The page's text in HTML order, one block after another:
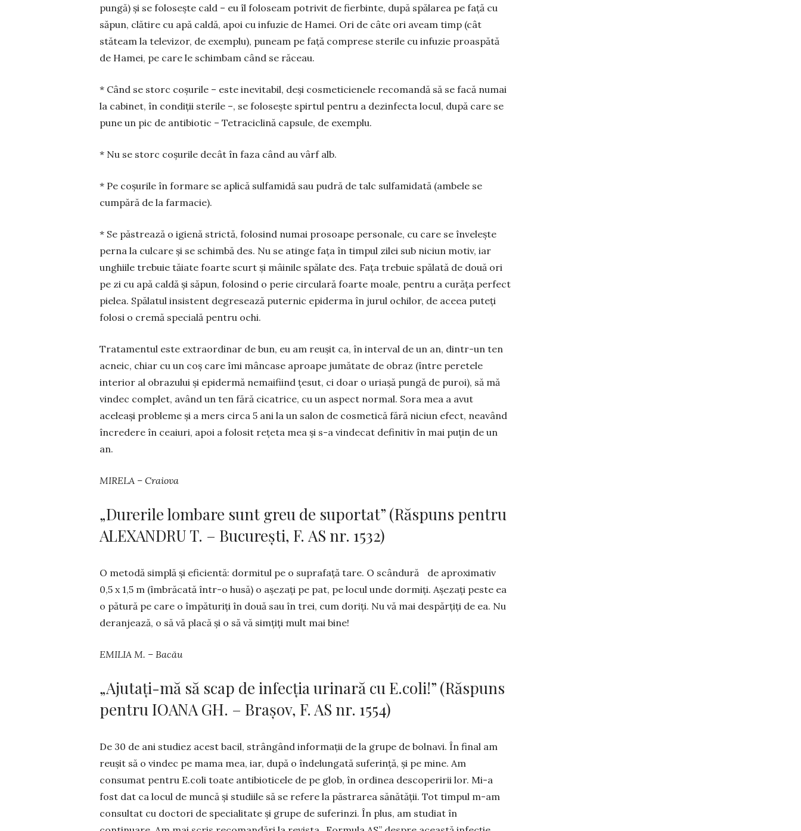
pungă) și se folosește cald – eu îl foloseam potrivit de fierbinte, după spălarea pe față cu
săpun, clătire cu apă caldă, apoi cu infuzie de Ha­mei. Ori de câte ori aveam timp (cât
stăteam la tele­vizor, de exemplu), puneam pe față com­prese ste­rile cu infuzie proaspătă
de Hamei, pe care le schim­­bam când se răceau.
* Când se storc coșurile – este ine­vitabil, deși cos­me­ti­cienele recomandă să se facă numai
la ca­binet, în con­di­ții sterile –, se folosește spirtul pentru a dezinfecta lo­cul, după care se
pune un pic de anti­biotic – Tetraciclină capsu­le, de exemplu.
* Nu se storc coșurile decât în faza când au vârf alb.
* Pe coșurile în formare se aplică sul­fa­mi­dă sau pudră de talc sul­famidată (ambele se
cumpără de la farmacie).
* Se păs­trea­ză o igienă strictă, folosind numai prosoape personale, cu care se învelește
perna la culcare și se schimbă des. Nu se atinge fața în timpul zilei sub niciun motiv, iar
unghiile trebuie tăiate foarte scurt și mâinile spă­late des. Fața tre­buie spălată de două ori
pe zi cu apă caldă și săpun, folosind o perie circulară foarte moale, pentru a curăța perfect
pielea. Spălatul insistent degresează puternic epi­der­ma în jurul ochilor, de aceea puteți
folosi o cremă specială pentru ochi.
Tratamentul este ex­tra­or­di­nar de bun, eu am reușit ca, în interval de un an, dintr-un ten
acneic, chiar cu un coș care îmi mâncase aproape jumătate de obraz (între peretele
interior al obrazului și epidermă nemaifiind țe­sut, ci doar o uriașă pungă de puroi), să mă
vindec com­plet, având un ten fără cicatrice, cu un aspect normal. Sora mea a avut
aceleași probleme și a mers circa 5 ani la un salon de cosmetică fără niciun efect, neavând
în­cre­dere în ceaiuri, apoi a folosit rețeta mea și s-a vindecat definitiv în mai puțin de un
an.
MIRELA – Craiova
„Durerile lombare sunt greu de suportat” (Răspuns pentru
ALEXANDRU T. – București, F. AS nr. 1532)
O metodă simplă și eficientă: dormitul pe o suprafață tare. O scândură de aproximativ
0,5 x 1,5 m (îmbrăcată într-o husă) o așezați pe pat, pe locul unde dormiți. Așe­zați peste ea
o pătură pe care o îm­pă­tu­riți în două sau în trei, cum doriți. Nu vă mai despărțiți de ea. Nu
de­ran­jează, o să vă placă și o să vă simțiți mult mai bine!
EMILIA M. – Bacău
„Ajutați-mă să scap de infecția urinară cu E.coli!” (Răspuns
pentru IOANA GH. – Brașov, F. AS nr. 1554)
De 30 de ani studiez acest bacil, strângând informații de la grupe de bolnavi. În final am
reușit să o vindec pe ma­ma mea, iar, după o îndelungată suferință, și pe mine. Am
consumat pentru E.coli toate antibioticele de pe glob, în ordinea desco­peririi lor. Mi-a
fost dat ca locul de mun­că și stu­diile să se refere la păstrarea sănă­tății. Tot timpul m-am
consultat cu doctori de specialitate și grupe de suferinzi. În plus, am studiat în